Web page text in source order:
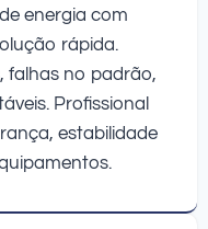
energia com
rápida.
falhas no padrão,
Profissional
estabilidade